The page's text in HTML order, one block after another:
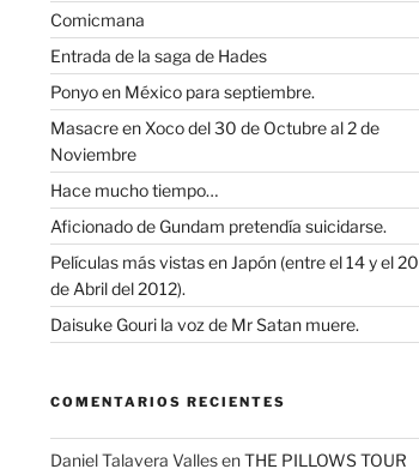
Comicmana
Entrada de la saga de Hades
Ponyo en México para septiembre.
Masacre en Xoco del 30 de Octubre al 2 de
Noviembre
Hace mucho tiempo…
Aficionado de Gundam pretendía suicidarse.
Películas más vistas en Japón (entre el 14 y el 20
de Abril del 2012).
Daisuke Gouri la voz de Mr Satan muere.
COMENTARIOS RECIENTES
Daniel Talavera VallesenTHE PILLOWS TOUR